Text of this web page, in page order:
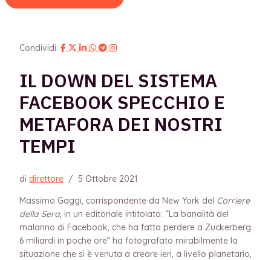
Condividi:
IL DOWN DEL SISTEMA
FACEBOOK SPECCHIO E
METAFORA DEI NOSTRI
TEMPI
di direttore / 5 Ottobre 2021
Massimo Gaggi, corrispondente da New York del Corriere
della Sera, in un editoriale intitolato: “La banalità del
malanno di Facebook, che ha fatto perdere a Zuckerberg
6 miliardi in poche ore” ha fotografato mirabilmente la
situazione che si è venuta a creare ieri, a livello planetario,